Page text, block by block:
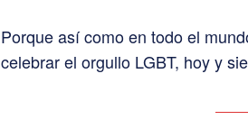
Porque así como en todo el
celebrar el orgullo LGBT, hoy y